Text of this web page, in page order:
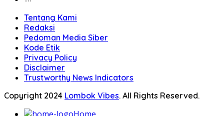
Tentang Kami
Redaksi
Pedoman Media Siber
Kode Etik
Privacy Policy
Disclaimer
Trustworthy News Indicators
Copyright 2024 Lombok Vibes. All Rights Reserved.